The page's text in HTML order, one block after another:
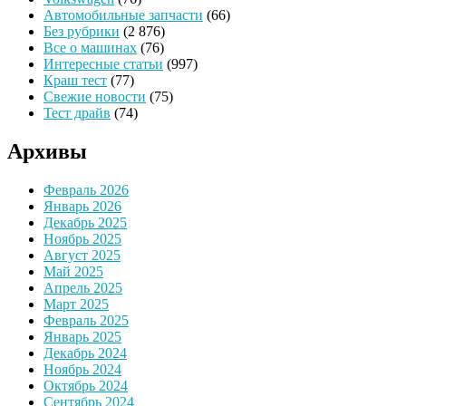
Автомобильные запчасти (66)
Без рубрики (2 876)
Все о машинах (76)
Интересные статьи (997)
Краш тест (77)
Свежие новости (75)
Тест драйв (74)
Архивы
Февраль 2026
Январь 2026
Декабрь 2025
Ноябрь 2025
Август 2025
Май 2025
Апрель 2025
Март 2025
Февраль 2025
Январь 2025
Декабрь 2024
Ноябрь 2024
Октябрь 2024
Сентябрь 2024